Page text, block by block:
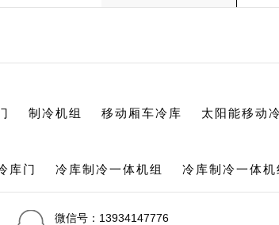
制冷机组 移动厢车冷库 太阳能移动
库门 冷库制冷一体机组 冷库制冷一体机
微信号：13934147776